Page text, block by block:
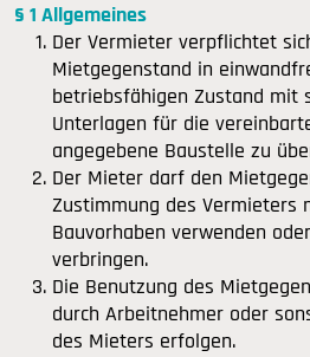
§ 1 Allgemeines
Der Vermieter verpflichtet
Mietgegenstand in
betriebsfähigen Zustand mit
Unterlagen für die
angegebene Baustelle zu
Der Mieter darf den
Zustimmung des Vermieters
Bauvorhaben verwenden
verbringen.
Die Benutzung des
durch Arbeitnehmer oder
des Mieters erfolgen.